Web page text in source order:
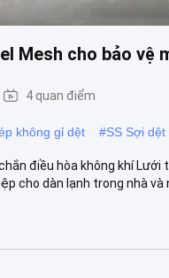
Mesh cho bảo vệ
4 quan điểm
không gỉ dệt #SS Sợi
điều hòa không khí
cho dàn lạnh trong nhà và